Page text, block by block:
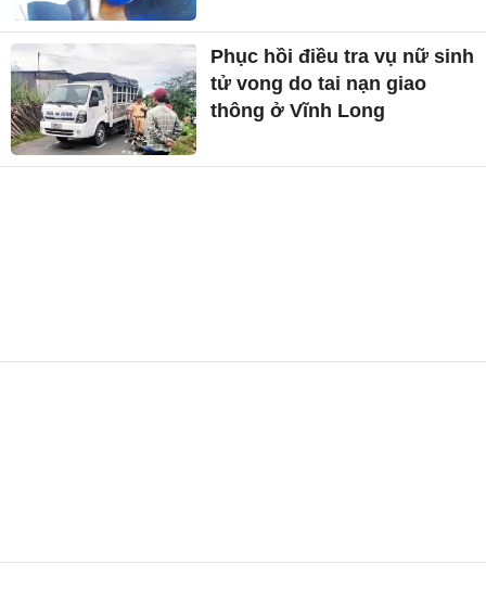
Phục hồi điều tra vụ nữ sinh
tử vong do tai nạn giao
thông ở Vĩnh Long